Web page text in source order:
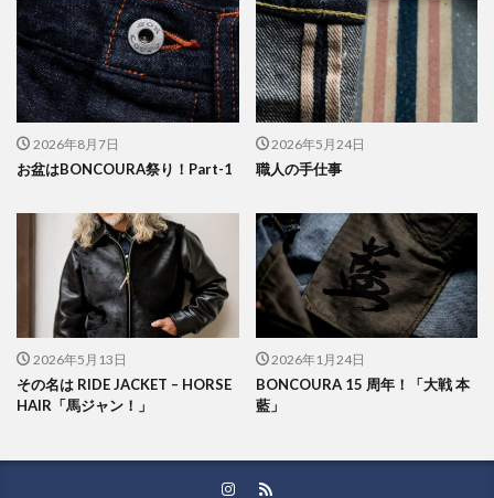
2026年8月7日
お盆はBONCOURA祭り！Part-1
2026年5月24日
職人の手仕事
2026年5月13日
その名は RIDE JACKET – HORSE
HAIR「馬ジャン！」
2026年1月24日
BONCOURA 15 周年！「大戦 本
藍」